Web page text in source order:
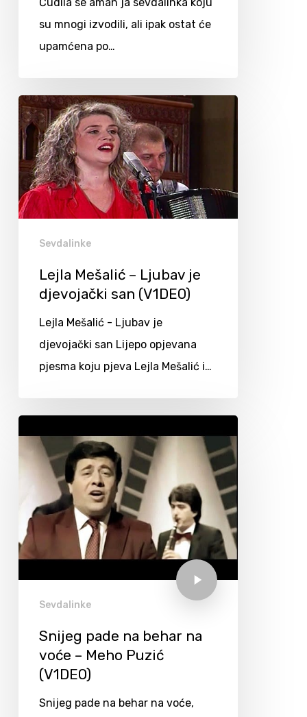
su mnogi izvodili, ali ipak ostat će
upamćena po…
Sevdalinke
Lejla Mešalić – Ljubav je
djevojački san (V1DEO)
Lejla Mešalić - Ljubav je
djevojački san Lijepo opjevana
pjesma koju pjeva Lejla Mešalić i…
Sevdalinke
Snijeg pade na behar na
voće – Meho Puzić
(V1DEO)
Snijeg pade na behar na voće,